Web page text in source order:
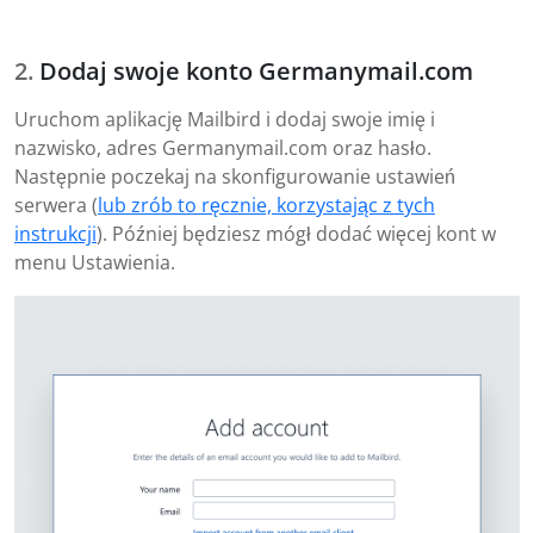
Dodaj swoje konto Germanymail.com
Uruchom aplikację Mailbird i dodaj swoje imię i
nazwisko, adres Germanymail.com oraz hasło.
Następnie poczekaj na skonfigurowanie ustawień
serwera (lub zrób to ręcznie, korzystając z tych
instrukcji). Później będziesz mógł dodać więcej kont w
menu Ustawienia.